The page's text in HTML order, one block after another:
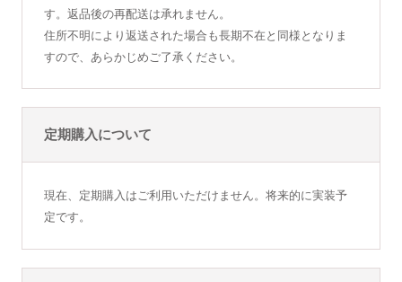
す。返品後の再配送は承れません。
住所不明により返送された場合も長期不在と同様となりま
すので、あらかじめご了承ください。
定期購入について
現在、定期購入はご利用いただけません。将来的に実装予
定です。